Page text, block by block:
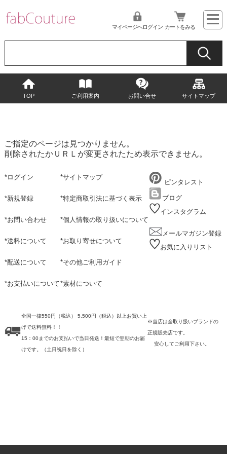
マイページへログイン カートをみる
TOP ご利用案内 お問い合せ サイトマップ
ご指定のページは見つかりません。
削除されたかＵＲＬが変更されたため表示できません。
*ログイン
*新規登録
*お問い合わせ
*送料について
*配送について
*お支払いについて
*サイトマップ
*特定商取引法に基づく表示
*個人情報の取り扱いについて
*お取り寄せについて
*その他ご利用ガイド
*素材について
ピンタレスト
ブログ
インスタグラム
メールマガジン登録
お気に入りリスト
全国一律550円（税込） 5,500円（税込）以上お買い上
げで送料無料！！
15：00までのお支払いで当日発送！最短で翌朝のお届
けです。
（土日祝日を除く）
※当店は全取り扱いブランドの
正規販売店です。
安心してご利用下さい。